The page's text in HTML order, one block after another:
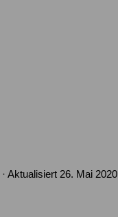
· Aktualisiert 26. Mai 2020